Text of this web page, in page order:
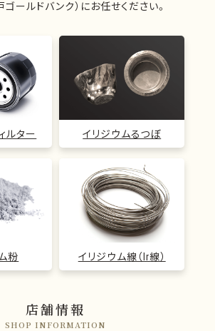
ゴールドバンク）にお任せください。
ルター イリジウムるつぼ
粉 イリジウム線（Ir線）
店舗情報
SHOP INFORMATION